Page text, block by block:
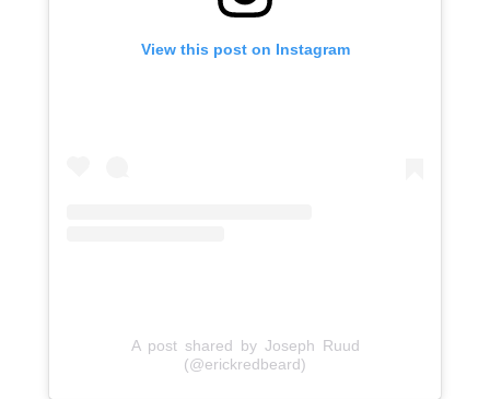
View this post on Instagram
A post shared by Joseph Ruud
(@erickredbeard)